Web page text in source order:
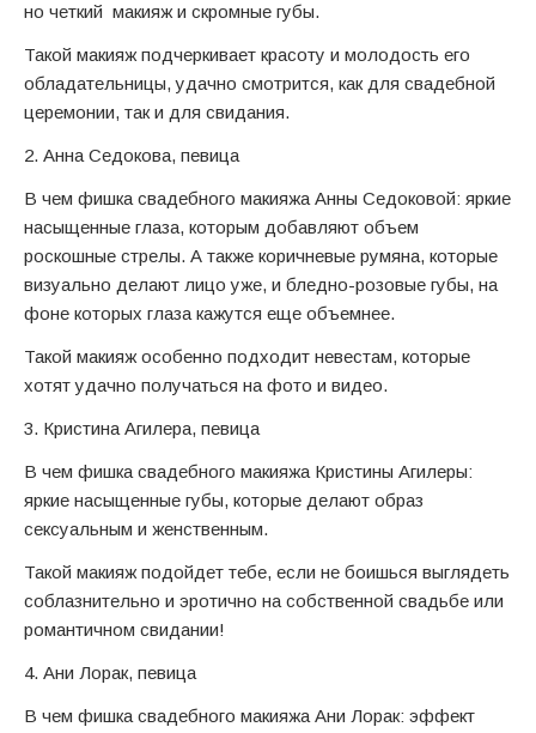
но четкий макияж и скромные губы.
Такой макияж подчеркивает красоту и молодость его
обладательницы, удачно смотрится, как для свадебной
церемонии, так и для свидания.
2. Анна Седокова, певица
В чем фишка свадебного макияжа Анны Седоковой: яркие
насыщенные глаза, которым добавляют объем
роскошные стрелы. А также коричневые румяна, которые
визуально делают лицо уже, и бледно-розовые губы, на
фоне которых глаза кажутся еще объемнее.
Такой макияж особенно подходит невестам, которые
хотят удачно получаться на фото и видео.
3. Кристина Агилера, певица
В чем фишка свадебного макияжа Кристины Агилеры:
яркие насыщенные губы, которые делают образ
сексуальным и женственным.
Такой макияж подойдет тебе, если не боишься выглядеть
соблазнительно и эротично на собственной свадьбе или
романтичном свидании!
4. Ани Лорак, певица
В чем фишка свадебного макияжа Ани Лорак: эффект